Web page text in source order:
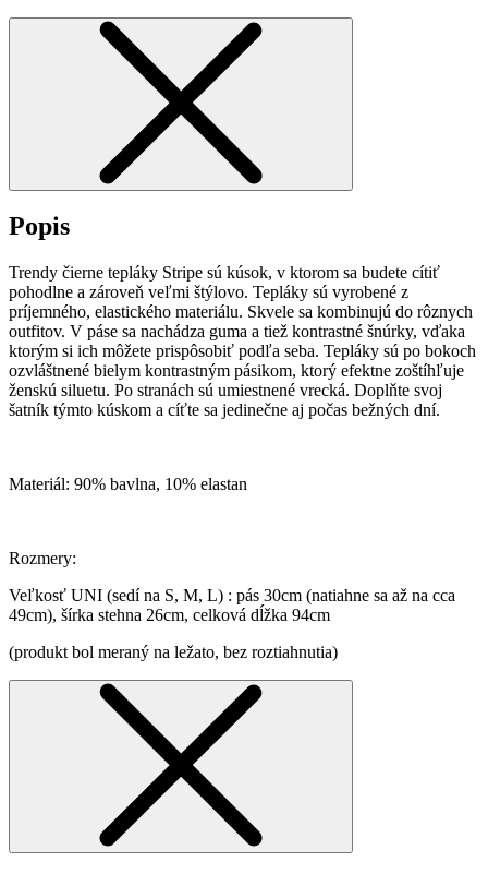
Popis
Trendy čierne tepláky Stripe sú kúsok, v ktorom sa budete cítiť
pohodlne a zároveň veľmi štýlovo. Tepláky sú vyrobené z
príjemného, elastického materiálu. Skvele sa kombinujú do rôznych
outfitov. V páse sa nachádza guma a tiež kontrastné šnúrky, vďaka
ktorým si ich môžete prispôsobiť podľa seba. Tepláky sú po bokoch
ozvláštnené bielym kontrastným pásikom, ktorý efektne zoštíhľuje
ženskú siluetu. Po stranách sú umiestnené vrecká. Doplňte svoj
šatník týmto kúskom a cíťte sa jedinečne aj počas bežných dní.
Materiál: 90% bavlna, 10% elastan
Rozmery:
Veľkosť UNI (sedí na S, M, L) : pás 30cm (natiahne sa až na cca
49cm), šírka stehna 26cm, celková dĺžka 94cm
(produkt bol meraný na ležato, bez roztiahnutia)